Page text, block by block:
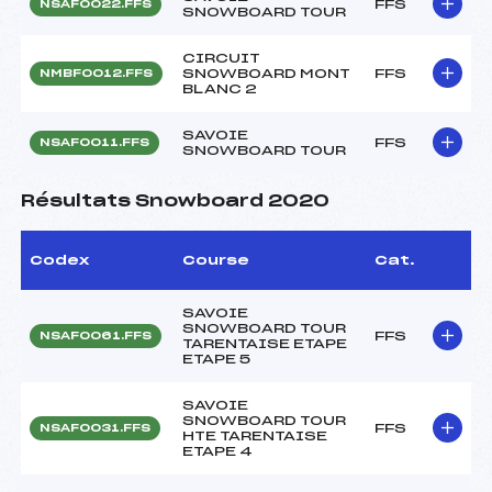
NSAF0022.FFS
SNOWBOARD TOUR
FFS
NMBF0012.FFS
CIRCUIT
SNOWBOARD MONT
BLANC 2
FFS
NSAF0011.FFS
SAVOIE
SNOWBOARD TOUR
FFS
Résultats Snowboard 2020
Codex Course Cat.
NSAF0061.FFS
SAVOIE
SNOWBOARD TOUR
TARENTAISE ETAPE
ETAPE 5
FFS
NSAF0031.FFS
SAVOIE
SNOWBOARD TOUR
HTE TARENTAISE
ETAPE 4
FFS